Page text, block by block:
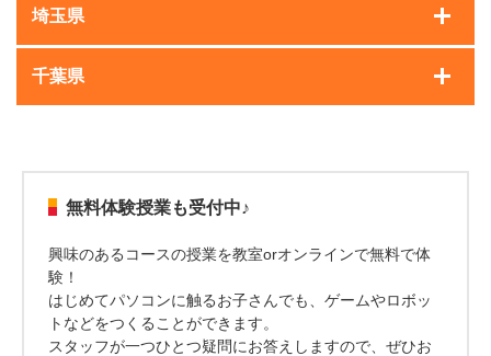
埼玉県
千葉県
無料体験授業も受付中♪
興味のあるコースの授業を教室orオンラインで無料で体
験！
はじめてパソコンに触るお子さんでも、ゲームやロボッ
トなどをつくることができます。
スタッフが一つひとつ疑問にお答えしますので、ぜひお